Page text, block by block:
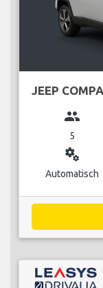
JEEP
group
5
miscellaneous_services
Automatisch